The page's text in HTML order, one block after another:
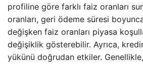
profiline göre farklı faiz oranları
oranları, geri ödeme süresi
değişken faiz oranları piyasa
değişiklik gösterebilir. Ayrıca,
yükünü doğrudan etkiler.